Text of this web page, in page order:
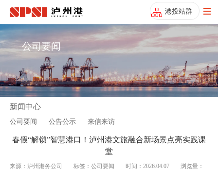
港投站群
公司要闻
新闻中心
公司要闻 公告公示 来信来访
春假“解锁”智慧港口！泸州港文旅融合新场景点亮实践课
堂
来源：泸州港务公司 标签：公司要闻 时间：2026.04.07
浏览量：